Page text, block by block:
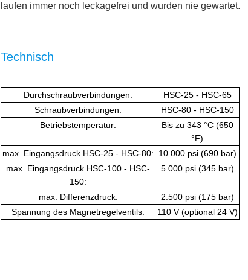
laufen immer noch leckagefrei und wurden nie gewartet.
Technisch
Durchschraubverbindungen:
HSC-25 - HSC-65
Schraubverbindungen:
HSC-80 - HSC-150
Betriebstemperatur:
Bis zu 343 °C (650
°F)
max. Eingangsdruck HSC-25 - HSC-80:
10.000 psi (690 bar)
max. Eingangsdruck HSC-100 - HSC-
150:
5.000 psi (345 bar)
max. Differenzdruck:
2.500 psi (175 bar)
Spannung des Magnetregelventils:
110 V (optional 24 V)